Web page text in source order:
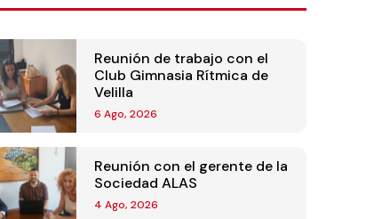
Reunión de trabajo con el
Club Gimnasia Rítmica de
Velilla
6 Ago, 2026
Reunión con el gerente de la
Sociedad ALAS
4 Ago, 2026